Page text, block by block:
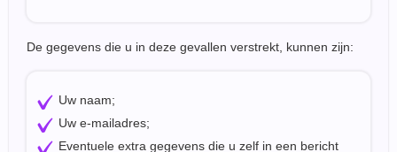
De gegevens die u in deze gevallen verstrekt, kunnen zijn:
Uw naam;
Uw e-mailadres;
Eventuele extra gegevens die u zelf in een bericht